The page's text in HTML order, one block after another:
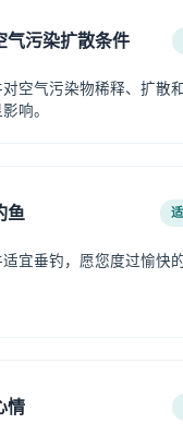
气污染扩散条件
空气污染物稀释、扩散
响。
鱼
宜垂钓，愿您度过愉快
情